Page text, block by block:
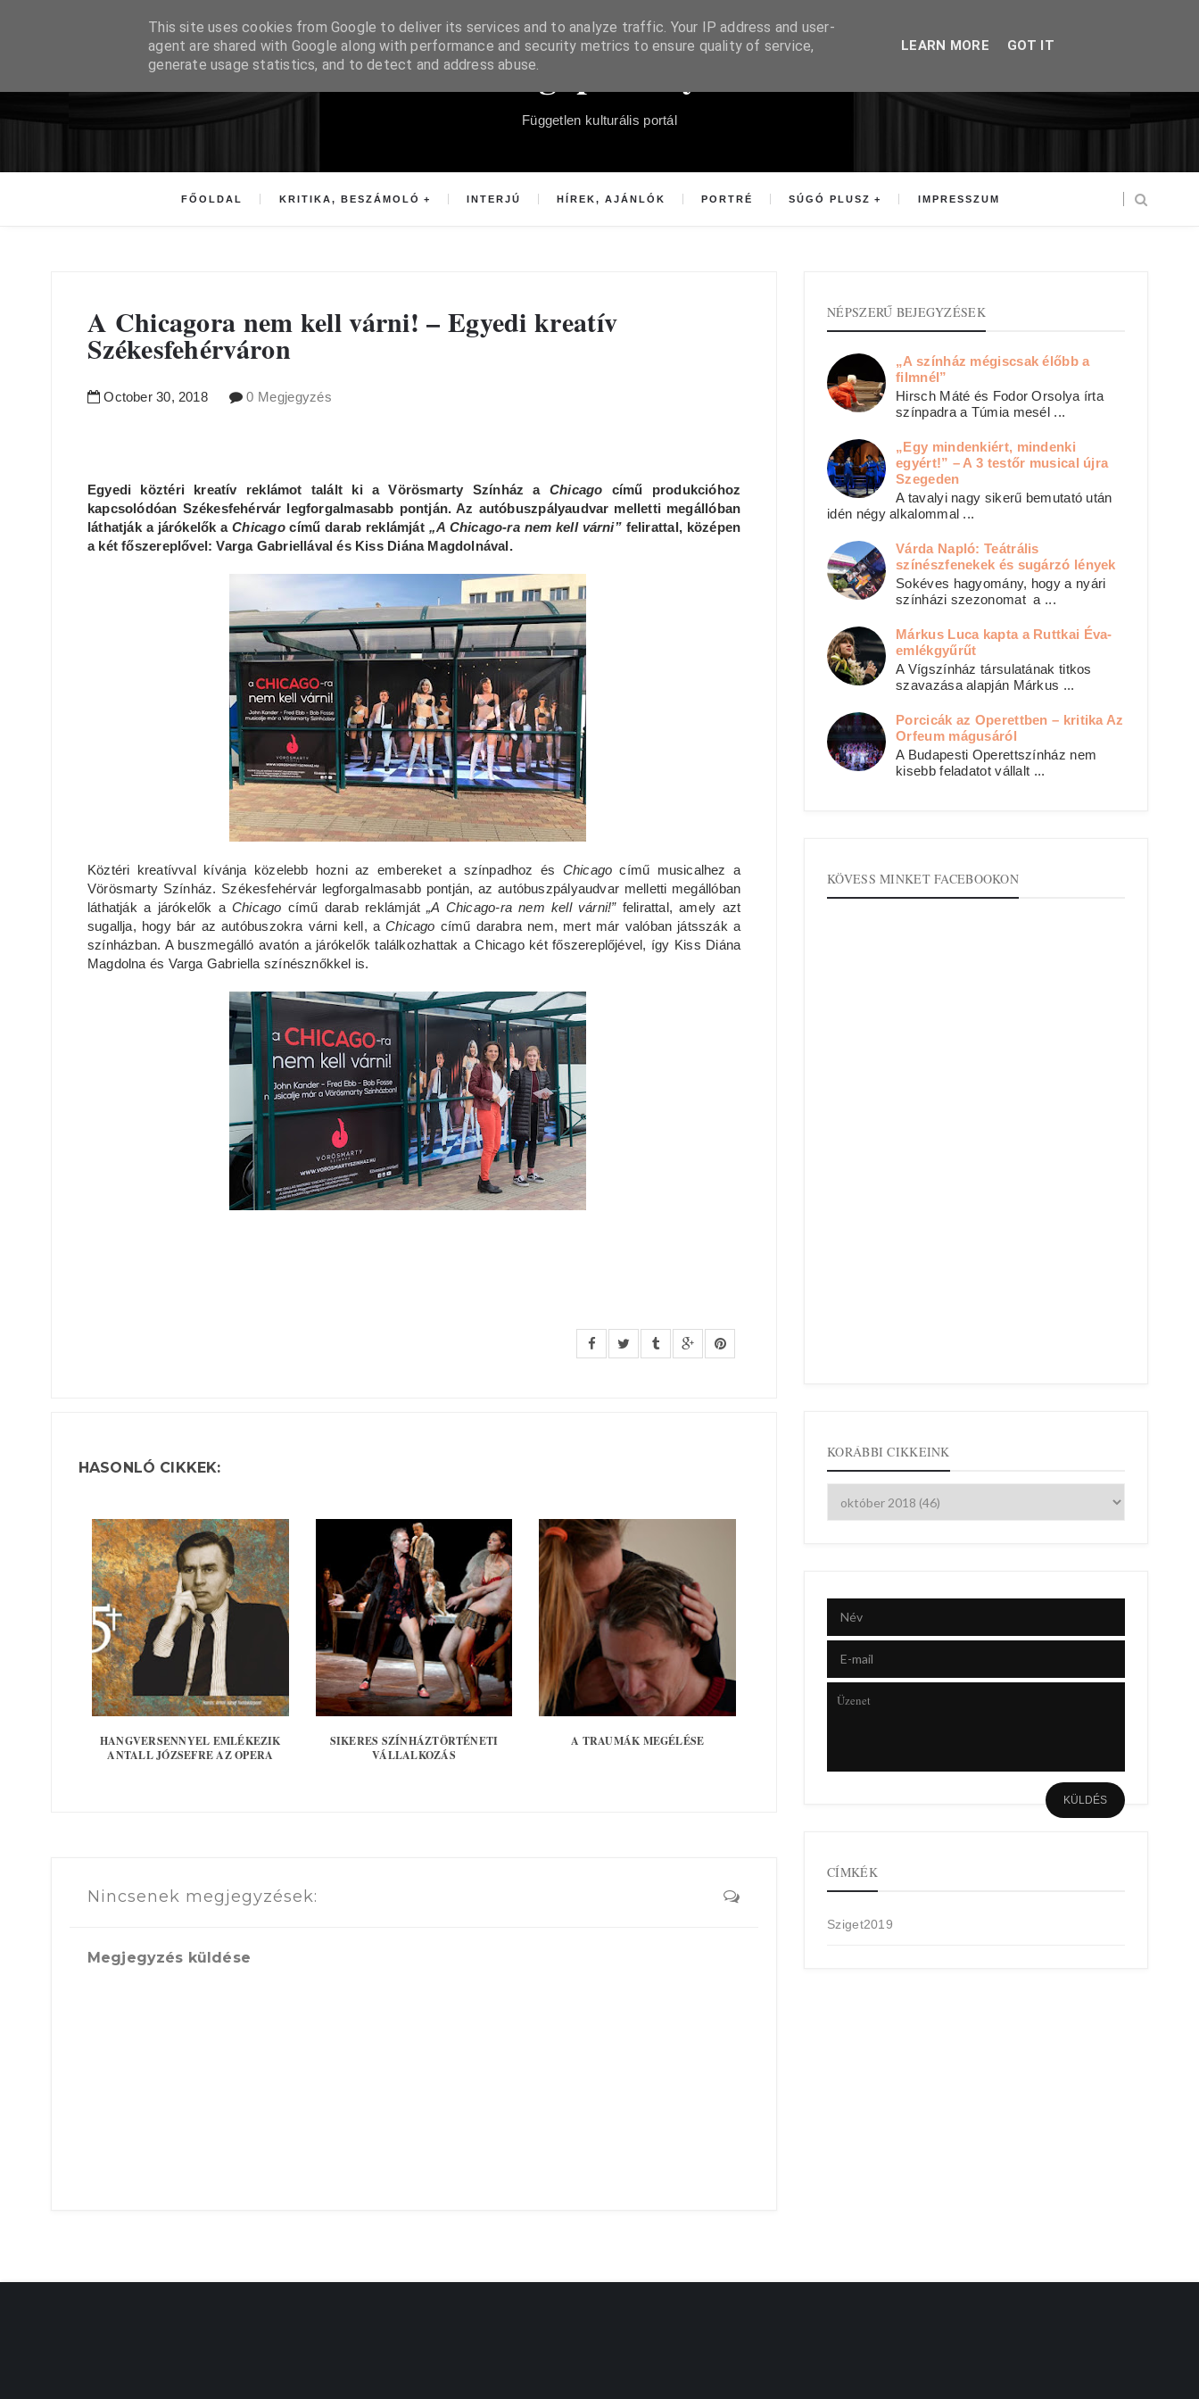
Súgópéldány
Független kulturális portál
FŐOLDAL KRITIKA, BESZÁMOLÓ INTERJÚ HÍREK, AJÁNLÓK PORTRÉ SÚGÓ PLUSZ IMPRESSZUM
A Chicagora nem kell várni! – Egyedi kreatív
Székesfehérváron
October 30, 2018 0 Megjegyzés
Egyedi köztéri kreatív reklámot talált ki a Vörösmarty Színház a Chicago című produkcióhoz
kapcsolódóan Székesfehérvár legforgalmasabb pontján. Az autóbuszpályaudvar melletti megállóban
láthatják a járókelők aChicagocímű darab reklámját „A Chicago-ra nem kell várni”felirattal, középen
a két főszereplővel: Varga Gabriellával és Kiss Diána Magdolnával.
Köztéri kreatívval kívánja közelebb hozni az embereket a színpadhoz és Chicagocímű musicalhez a
Vörösmarty Színház. Székesfehérvár legforgalmasabb pontján, az autóbuszpályaudvar melletti megállóban
láthatják a járókelők aChicago című darab reklámját„A Chicago-ra nem kell várni!” felirattal, amely azt
sugallja, hogy bár az autóbuszokra várni kell, aChicago című darabra nem, mert már valóban játsszák a
színházban. A buszmegálló avatón a járókelők találkozhattak a Chicago két főszereplőjével, így Kiss Diána
Magdolna és Varga Gabriella színésznőkkel is.
HASONLÓ CIKKEK:
HANGVERSENNYEL EMLÉKEZIK
ANTALL JÓZSEFRE AZ OPERA
SIKERES SZÍNHÁZTÖRTÉNETI
VÁLLALKOZÁS
A TRAUMÁK MEGÉLÉSE
Nincsenek megjegyzések:
Megjegyzés küldése
NÉPSZERŰ BEJEGYZÉSEK
„A színház mégiscsak élőbb a
filmnél”
Hirsch Máté és Fodor Orsolya írta
színpadra a Túmia mesél ...
„Egy mindenkiért, mindenki
egyért!” – A 3 testőr musical újra
Szegeden
A tavalyi nagy sikerű bemutató után
idén négy alkalommal ...
Várda Napló: Teátrális
színészfenekek és sugárzó lények
Sokéves hagyomány, hogy a nyári
színházi szezonomat a ...
Márkus Luca kapta a Ruttkai Éva-
emlékgyűrűt
A Vígszínház társulatának titkos
szavazása alapján Márkus ...
Porcicák az Operettben – kritika Az
Orfeum mágusáról
A Budapesti Operettszínház nem
kisebb feladatot vállalt ...
KÖVESS MINKET FACEBOOKON
KORÁBBI CIKKEINK
CÍMKÉK
Sziget2019
This site uses cookies from Google to deliver its services and to analyze traffic. Your IP address and user-
agent are shared with Google along with performance and security metrics to ensure quality of service,
generate usage statistics, and to detect and address abuse.
LEARN MORE GOT IT